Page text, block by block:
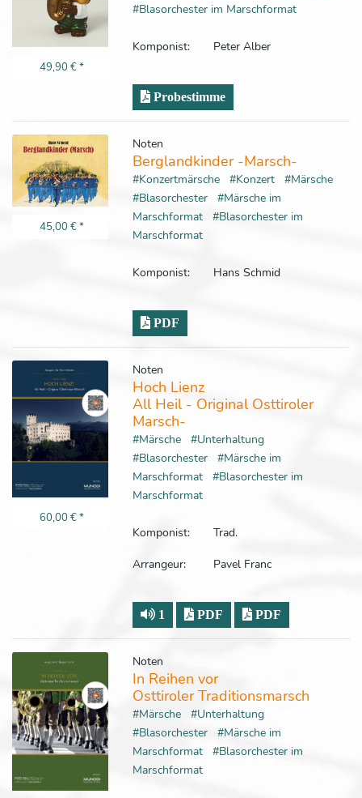
49,90 €*
#Blasorchester im Marschformat
Komponist: Peter Alber
Probestimme
45,00 €*
Noten
Berglandkinder -Marsch-
#Konzertmärsche #Konzert
#Märsche
#Blasorchester
#Märsche im
Marschformat
#Blasorchester im
Marschformat
Komponist: Hans Schmid
PDF
60,00 €*
Noten
Hoch Lienz
All Heil - Original Osttiroler
Marsch-
#Märsche
#Unterhaltung
#Blasorchester
#Märsche im
Marschformat
#Blasorchester im
Marschformat
Komponist:
Trad.
Arrangeur:
Pavel Franc
1 PDF PDF
Noten
In Reihen vor
Osttiroler Traditionsmarsch
#Märsche
#Unterhaltung
#Blasorchester
#Märsche im
Marschformat
#Blasorchester im
Marschformat